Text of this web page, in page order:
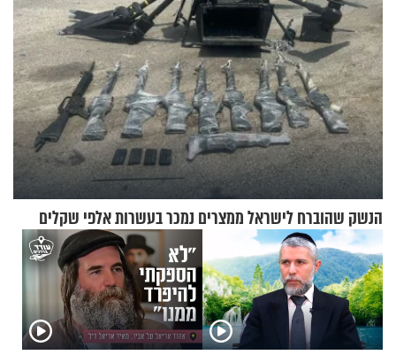
הנשק שהוברח לישראל ממצרים נמכר בעשרות אלפי שקלים